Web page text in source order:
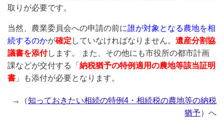
取りが必要です。
当然、農業委員会への申請の前に誰が対象となる農地を相
続するのかが確定 していなければなりません。 遺産分割協
議書を添付します。 また、その他にも市役所の都市計画
課などが交付する「 納税猶予の特例適用の農地等該当証明
書 」も添付が必要となります。
→（知っておきたい相続の特例4・相続税の農地等の納税
猶予）へ